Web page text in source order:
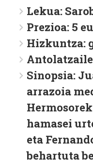
Lekua:
Prezioa: 5
Hizkuntza:
Sinopsia:
arrazoia
hamasei
eta
behartuta